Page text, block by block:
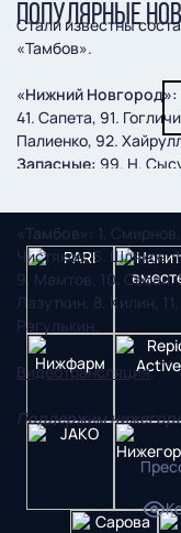
Стали известны
«Тамбов».
«Нижний Новгород»:
41. Сапета, 91.
Палиенко, 92.
Запасные: 99. Н.
«Тамбов»: 1.
Чистяков, 5. Шляков,
9. Мамтов, 10. Себаи.
Лазуткин, 8. Килин,
Рагулькин.
Видеотрансляция.
Поддержим
ПОПУЛЯРНЫЕ